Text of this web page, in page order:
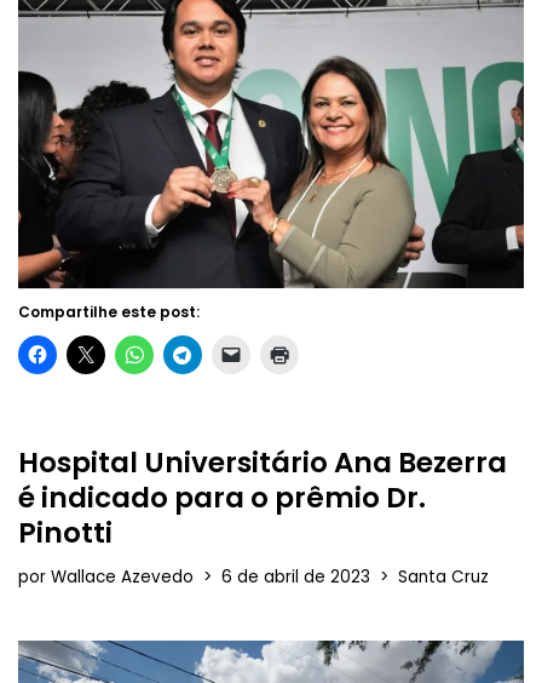
Compartilhe este post:
Hospital Universitário Ana Bezerra
é indicado para o prêmio Dr.
Pinotti
por Wallace Azevedo 6 de abril de 2023 Santa Cruz